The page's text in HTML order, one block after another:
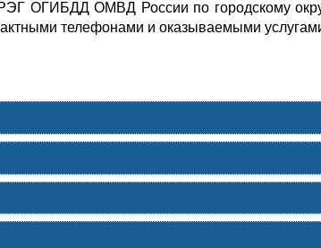
ОГИБДД ОМВД России по городскому
телефонами и оказываемыми